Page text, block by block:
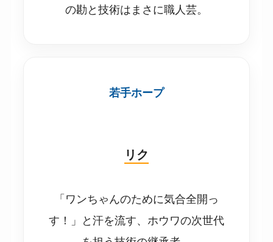
の勘と技術はまさに職人芸。
若手ホープ
リク
「ワンちゃんのために気合全開っ
す！」と汗を流す、ホウワの次世代